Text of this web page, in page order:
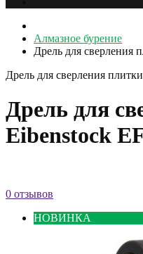
Алмазное бурение
Дрель для сверления
Дрель для сверления
Дрель для
Eibenstock
0 отзывов
НОВИНКА